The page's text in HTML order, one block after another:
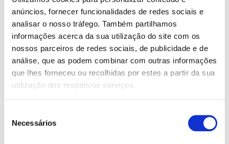
anúncios, fornecer funcionalidades de redes sociais e
analisar o nosso tráfego. Também partilhamos
informações acerca da sua utilização do site com os
nossos parceiros de redes sociais, de publicidade e de
análise, que as podem combinar com outras informações
que lhes forneceu ou recolhidas por estes a partir da sua
utilização dos respetivos serviços.
Necessários
Console centrale
CLIMATISATION:
Automatique 2 Zones
AIRBAG:
6 Airbags